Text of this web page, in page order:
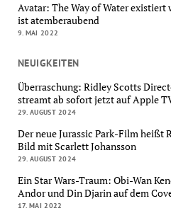
Avatar: The Way of Water
ist atemberaubend
9. MAI 2022
NEUIGKEITEN
Überraschung: Ridley Scotts
streamt ab sofort jetzt auf Apple
29. AUGUST 2024
Der neue Jurassic Park-Film heißt
Bild mit Scarlett Johansson
29. AUGUST 2024
Ein Star Wars-Traum: Obi-Wan
Andor und Din Djarin auf dem
17. MAI 2022